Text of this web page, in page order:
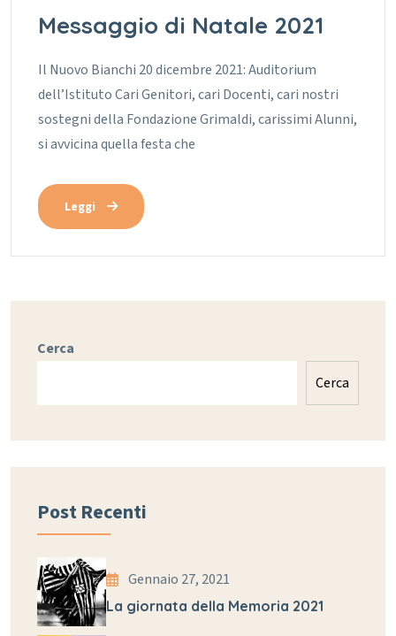
Messaggio di Natale 2021
Il Nuovo Bianchi 20 dicembre 2021: Auditorium
dell’Istituto Cari Genitori, cari Docenti, cari nostri
sostegni della Fondazione Grimaldi, carissimi Alunni,
si avvicina quella festa che
Leggi
Cerca
Cerca
Post Recenti
Gennaio 27, 2021
La giornata della Memoria 2021